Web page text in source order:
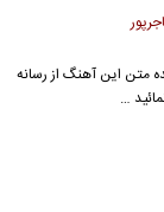
و ۳۲۰ و مشاهده متن این آهنگ از رسانه
…